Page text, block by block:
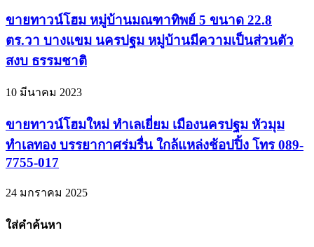
ขายทาวน์โฮม หมู่บ้านมณฑาทิพย์ 5 ขนาด 22.8
ตร.วา บางแขม นครปฐม หมู่บ้านมีความเป็นส่วนตัว
สงบ ธรรมชาติ
10 มีนาคม 2023
ขายทาวน์โฮมใหม่ ทำเลเยี่ยม เมืองนครปฐม หัวมุม
ทำเลทอง บรรยากาศร่มรื่น ใกล้แหล่งช้อปปิ้ง โทร 089-
7755-017
24 มกราคม 2025
ใส่คำค้นหา